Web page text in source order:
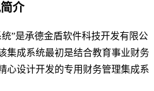
介
”是承德金盾软件科技开发有限公
集成系统最初是结合教育事业财务
心设计开发的专用财务管理集成系